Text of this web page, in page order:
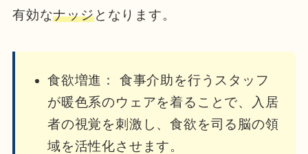
有効なナッジとなります。
食欲増進： 食事介助を行うスタッフ
が暖色系のウェアを着ることで、入居
者の視覚を刺激し、食欲を司る脳の領
域を活性化させます。